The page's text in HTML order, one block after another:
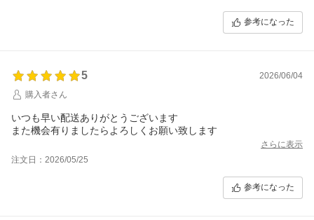
参考になった
5
2026/06/04
購入者さん
いつも早い配送ありがとうございます
また機会有りましたらよろしくお願い致します
さらに表示
注文日：2026/05/25
参考になった